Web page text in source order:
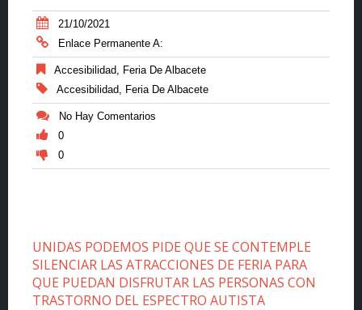
21/10/2021
Enlace Permanente A:
Accesibilidad
Feria De Albacete
Accesibilidad
Feria De Albacete
No Hay Comentarios
0
0
UNIDAS PODEMOS PIDE QUE SE CONTEMPLE
SILENCIAR LAS ATRACCIONES DE FERIA PARA
QUE PUEDAN DISFRUTAR LAS PERSONAS CON
TRASTORNO DEL ESPECTRO AUTISTA